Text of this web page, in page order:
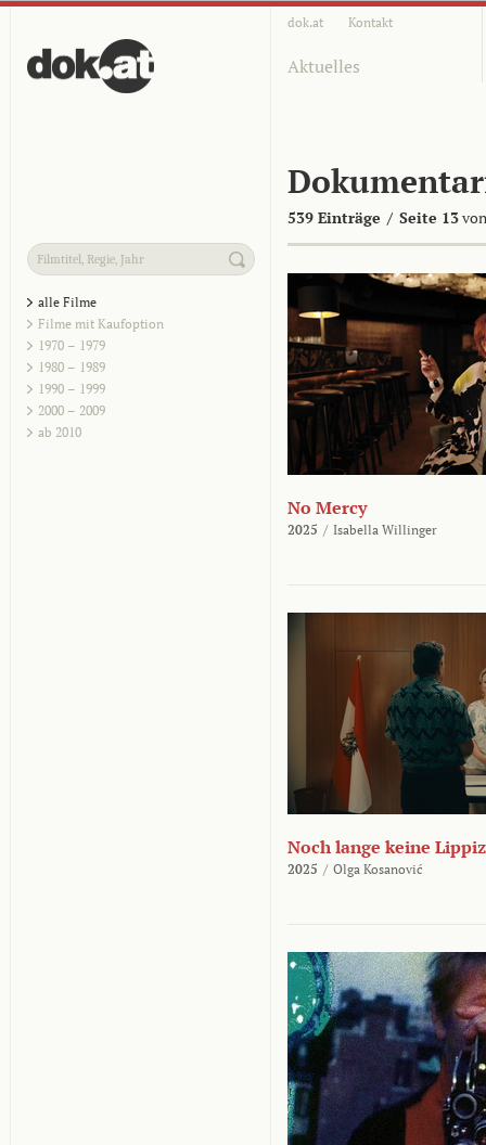
dok.at Kontakt
Aktuelles
539 Einträge / Seite 13
alle Filme
Filme mit Kaufoption
1970 – 1979
1980 – 1989
1990 – 1999
2000 – 2009
ab 2010
No Mercy
2025 / Isabella Willinger
Noch lange keine
2025 / Olga Kosanović